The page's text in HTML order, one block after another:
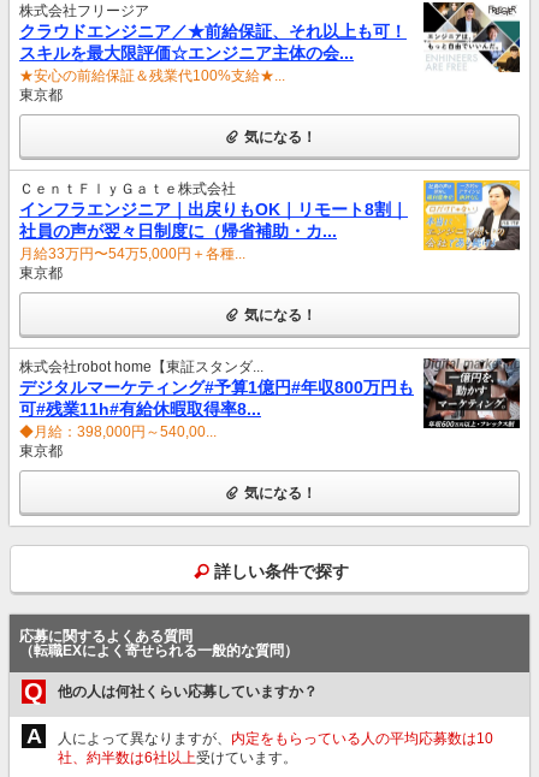
株式会社フリージア
クラウドエンジニア／★前給保証、それ以上も可！
スキルを最大限評価☆エンジニア主体の会...
★安心の前給保証＆残業代100%支給★...
東京都
気になる！
ＣｅｎｔＦｌｙＧａｔｅ株式会社
インフラエンジニア｜出戻りもOK｜リモート8割｜
社員の声が翌々日制度に（帰省補助・カ...
月給33万円〜54万5,000円＋各種...
東京都
気になる！
株式会社robot home【東証スタンダ...
デジタルマーケティング#予算1億円#年収800万円も
可#残業11h#有給休暇取得率8...
◆月給：398,000円～540,00...
東京都
気になる！
詳しい条件で探す
応募に関するよくある質問
（転職EXによく寄せられる一般的な質問）
Q 他の人は何社くらい応募していますか？
A 人によって異なりますが、 内定をもらっている人の平均応募数は10
社、約半数は6社以上受けています。